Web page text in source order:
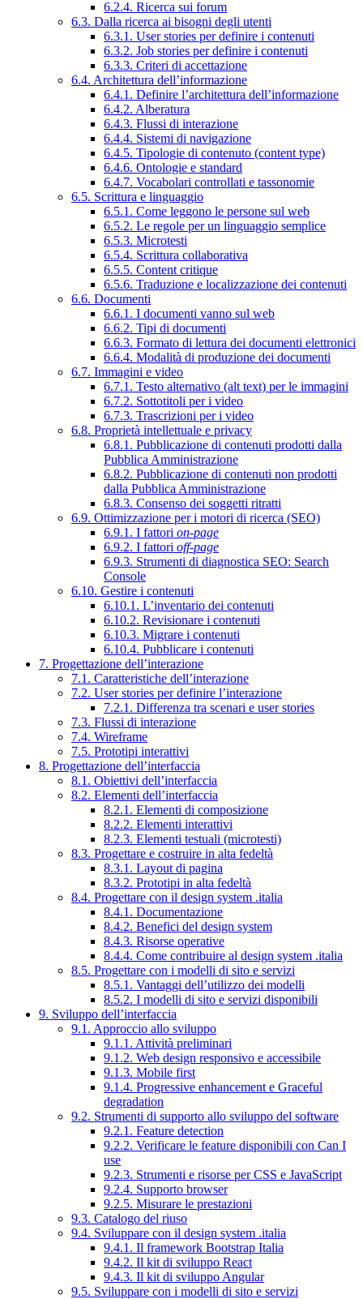
6.2.4. Ricerca sui forum
6.3. Dalla ricerca ai bisogni degli utenti
6.3.1. User stories per definire i contenuti
6.3.2. Job stories per definire i contenuti
6.3.3. Criteri di accettazione
6.4. Architettura dell’informazione
6.4.1. Definire l’architettura dell’informazione
6.4.2. Alberatura
6.4.3. Flussi di interazione
6.4.4. Sistemi di navigazione
6.4.5. Tipologie di contenuto (content type)
6.4.6. Ontologie e standard
6.4.7. Vocabolari controllati e tassonomie
6.5. Scrittura e linguaggio
6.5.1. Come leggono le persone sul web
6.5.2. Le regole per un linguaggio semplice
6.5.3. Microtesti
6.5.4. Scrittura collaborativa
6.5.5. Content critique
6.5.6. Traduzione e localizzazione dei contenuti
6.6. Documenti
6.6.1. I documenti vanno sul web
6.6.2. Tipi di documenti
6.6.3. Formato di lettura dei documenti elettronici
6.6.4. Modalità di produzione dei documenti
6.7. Immagini e video
6.7.1. Testo alternativo (alt text) per le immagini
6.7.2. Sottotitoli per i video
6.7.3. Trascrizioni per i video
6.8. Proprietà intellettuale e privacy
6.8.1. Pubblicazione di contenuti prodotti dalla
Pubblica Amministrazione
6.8.2. Pubblicazione di contenuti non prodotti
dalla Pubblica Amministrazione
6.8.3. Consenso dei soggetti ritratti
6.9. Ottimizzazione per i motori di ricerca (SEO)
6.9.1. I fattori on-page
6.9.2. I fattori off-page
6.9.3. Strumenti di diagnostica SEO: Search
Console
6.10. Gestire i contenuti
6.10.1. L’inventario dei contenuti
6.10.2. Revisionare i contenuti
6.10.3. Migrare i contenuti
6.10.4. Pubblicare i contenuti
7. Progettazione dell’interazione
7.1. Caratteristiche dell’interazione
7.2. User stories per definire l’interazione
7.2.1. Differenza tra scenari e user stories
7.3. Flussi di interazione
7.4. Wireframe
7.5. Prototipi interattivi
8. Progettazione dell’interfaccia
8.1. Obiettivi dell’interfaccia
8.2. Elementi dell’interfaccia
8.2.1. Elementi di composizione
8.2.2. Elementi interattivi
8.2.3. Elementi testuali (microtesti)
8.3. Progettare e costruire in alta fedeltà
8.3.1. Layout di pagina
8.3.2. Prototipi in alta fedeltà
8.4. Progettare con il design system .italia
8.4.1. Documentazione
8.4.2. Benefici del design system
8.4.3. Risorse operative
8.4.4. Come contribuire al design system .italia
8.5. Progettare con i modelli di sito e servizi
8.5.1. Vantaggi dell’utilizzo dei modelli
8.5.2. I modelli di sito e servizi disponibili
9. Sviluppo dell’interfaccia
9.1. Approccio allo sviluppo
9.1.1. Attività preliminari
9.1.2. Web design responsivo e accessibile
9.1.3. Mobile first
9.1.4. Progressive enhancement e Graceful
degradation
9.2. Strumenti di supporto allo sviluppo del software
9.2.1. Feature detection
9.2.2. Verificare le feature disponibili con Can I
use
9.2.3. Strumenti e risorse per CSS e JavaScript
9.2.4. Supporto browser
9.2.5. Misurare le prestazioni
9.3. Catalogo del riuso
9.4. Sviluppare con il design system .italia
9.4.1. Il framework Bootstrap Italia
9.4.2. Il kit di sviluppo React
9.4.3. Il kit di sviluppo Angular
9.5. Sviluppare con i modelli di sito e servizi